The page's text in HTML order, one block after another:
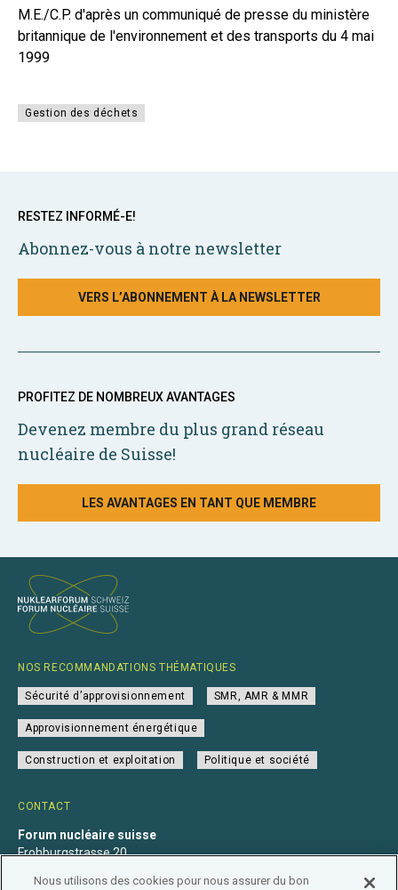
M.E./C.P. d'après un communiqué de presse du ministère
britannique de l'environnement et des transports du 4 mai
1999
Gestion des déchets
RESTEZ INFORMÉ-E!
Abonnez-vous à notre newsletter
VERS L’ABONNEMENT À LA NEWSLETTER
PROFITEZ DE NOMBREUX AVANTAGES
Devenez membre du plus grand réseau
nucléaire de Suisse!
LES AVANTAGES EN TANT QUE MEMBRE
CONTACT
Forum nucléaire suisse
Frohburgstrasse 20
NOS RECOMMANDATIONS THÉMATIQUES
Sécurité d’approvisionnement SMR, AMR & MMR
Approvisionnement énergétique
Construction et exploitation Politique et société
Nous utilisons des cookies pour nous assurer du bon